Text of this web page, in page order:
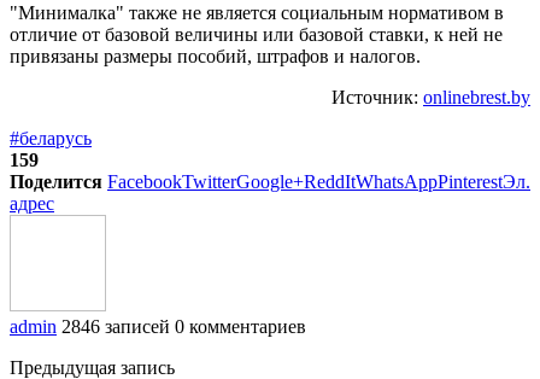
"Минималка" также не является социальным нормативом в
отличие от базовой величины или базовой ставки, к ней не
привязаны размеры пособий, штрафов и налогов.
Источник: onlinebrest.by
#беларусь
159
Поделится FacebookTwitterGoogle+ReddItWhatsAppPinterestЭл.
адрес
admin 2846 записей 0 комментариев
Предыдущая запись